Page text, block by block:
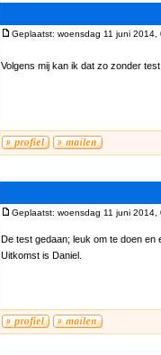
Geplaatst: woensdag 11 juni 2014,
Volgens mij kan ik dat zo zonder
Geplaatst: woensdag 11 juni 2014,
De test gedaan; leuk om te doen
Uitkomst is Daniel.